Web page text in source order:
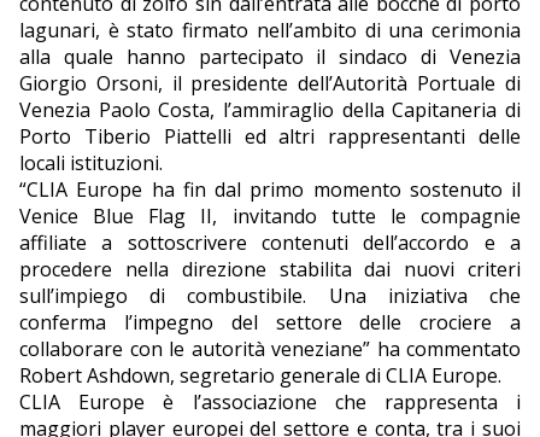
EDITORIALI
lagunari, è stato firmato nell’ambito di una cerimonia
alla quale hanno partecipato il sindaco di Venezia
Giorgio Orsoni, il presidente dell’Autorità Portuale di
Venezia Paolo Costa, l’ammiraglio della Capitaneria di
Porto Tiberio Piattelli ed altri rappresentanti delle
locali istituzioni.
“CLIA Europe ha fin dal primo momento sostenuto il
Venice Blue Flag II, invitando tutte le compagnie
affiliate a sottoscrivere contenuti dell’accordo e a
procedere nella direzione stabilita dai nuovi criteri
sull’impiego di combustibile. Una iniziativa che
conferma l’impegno del settore delle crociere a
collaborare con le autorità veneziane” ha commentato
Robert Ashdown, segretario generale di CLIA Europe.
CLIA Europe è l’associazione che rappresenta i
maggiori player europei del settore e conta, tra i suoi